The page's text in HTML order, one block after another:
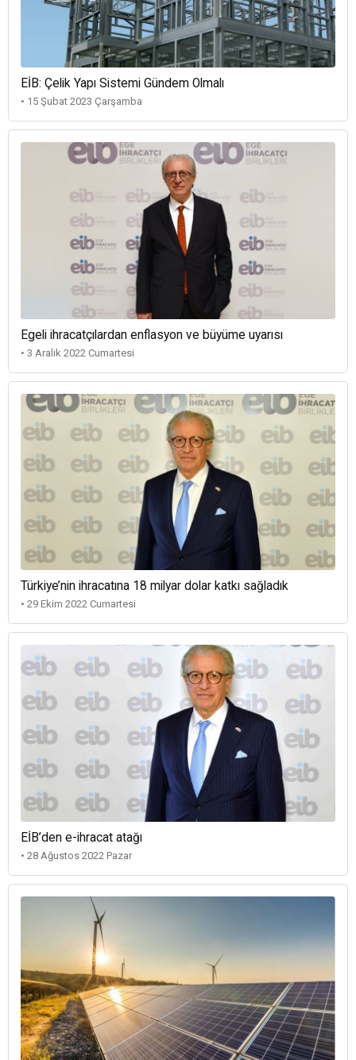
EİB: Çelik Yapı Sistemi Gündem Olmalı
• 15 Şubat 2023 Çarşamba
Egeli ihracatçılardan enflasyon ve büyüme uyarısı
• 3 Aralık 2022 Cumartesi
Türkiye’nin ihracatına 18 milyar dolar katkı sağladık
• 29 Ekim 2022 Cumartesi
EİB’den e-ihracat atağı
• 28 Ağustos 2022 Pazar